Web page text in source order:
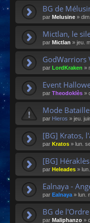
BG de
par Melusine »
Mictlan, le
par Mictlan » jeu.
GodWarriors
par LordKraken »
Event
par Theodoklès »
Mode
par Hieros » jeu.
[BG] Kratos,
par Kratos » lun.
[BG]
par Heleades »
Ealnaya -
par Ealnaya» lun.
BG de l'Ordre
par Maliphanzo »